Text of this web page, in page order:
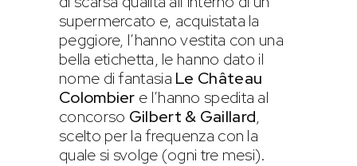
supermercato e, acquistata la
peggiore, l’hanno vestita con una
bella etichetta, le hanno dato il
nome di fantasia Le Château
Colombier e l’hanno spedita al
concorso Gilbert & Gaillard,
scelto per la frequenza con la
quale si svolge (ogni tre mesi).